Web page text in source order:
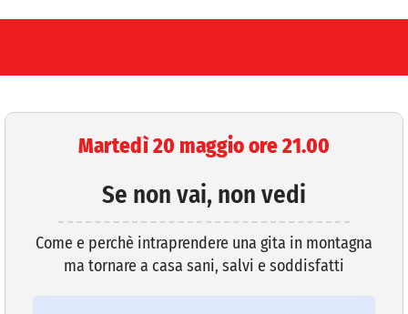
HOME
IL COMUNE
AREE TEMATICHE
Martedì 20 maggio ore 21.00
Se non vai, non vedi
Come e perchè intraprendere una gita in montagna
ma tornare a casa sani, salvi e soddisfatti